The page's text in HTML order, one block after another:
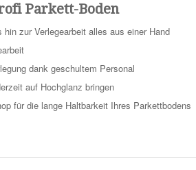
Parkett-Boden
zur Verlegearbeit alles aus einer Hand
dank geschultem Personal
auf Hochglanz bringen
für die lange Haltbarkeit Ihres Parkettbodens